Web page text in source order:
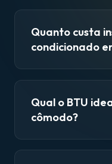
Quanto custa
condicionado
Qual o BTU
cômodo?